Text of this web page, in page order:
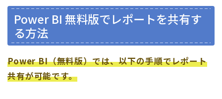
Power BI 無料版でレポートを共有す
る方法
Power BI（無料版）では、以下の手順でレポート
共有が可能です。